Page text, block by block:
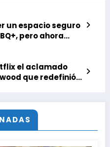
un espacio seguro
pero ahora
de la
el aclamado
que redefinió